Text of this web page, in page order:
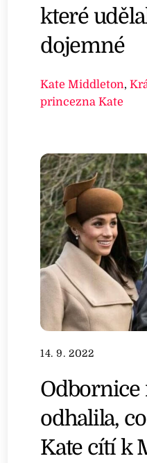
které
dojemné
Kate Middleton,
princezna Kate
14. 9. 2022
Odbornice
odhalila,
Kate cítí k